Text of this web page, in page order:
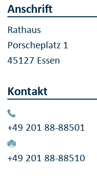
Anschrift
Rathaus
Porscheplatz 1
45127 Essen
Kontakt
+49 201 88-88501
+49 201 88-88510